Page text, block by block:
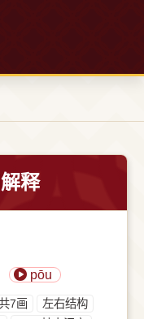
释
pōu
7画
左右结构